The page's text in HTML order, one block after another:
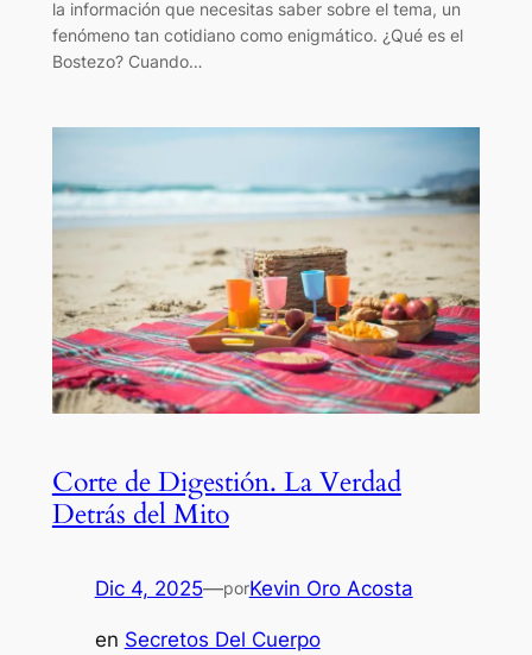
la información que necesitas saber sobre el tema, un
fenómeno tan cotidiano como enigmático. ¿Qué es el
Bostezo? Cuando…
Corte de Digestión. La Verdad
Detrás del Mito
Dic 4, 2025—porKevin Oro Acosta
en Secretos Del Cuerpo